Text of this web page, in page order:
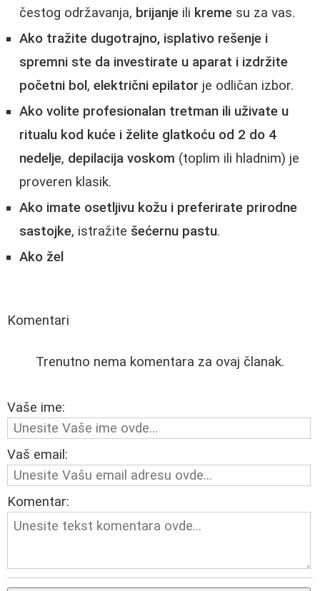
čestog održavanja, brijanje ili kreme su za vas.
Ako tražite dugotrajno, isplativo rešenje i
spremni ste da investirate u aparat i izdržite
početni bol , električni epilator je odličan izbor.
Ako volite profesionalan tretman ili uživate u
ritualu kod kuće i želite glatkoću od 2 do 4
nedelje, depilacija voskom (toplim ili hladnim) je
proveren klasik.
Ako imate osetljivu kožu i preferirate prirodne
sastojke, istražite šećernu pastu.
Ako žel
Komentari
Trenutno nema komentara za ovaj članak.
Vaše ime:
Vaš email:
Komentar: